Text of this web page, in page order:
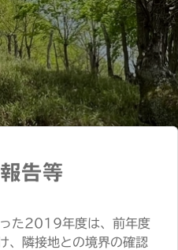
告等
た2019年度は、前年度
、隣接地との境界の確認